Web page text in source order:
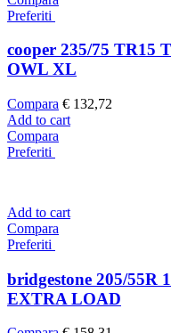
Preferiti
cooper 235/75 TR15
OWL XL
Compara € 132,72
Add to cart
Compara
Preferiti
Add to cart
Compara
Preferiti
bridgestone 205/55R
EXTRA LOAD